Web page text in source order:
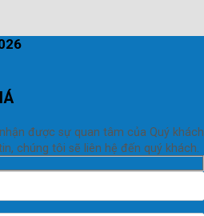
được sự quan tâm của Quý khách
chúng tôi sẽ liên hệ đến quý khách.